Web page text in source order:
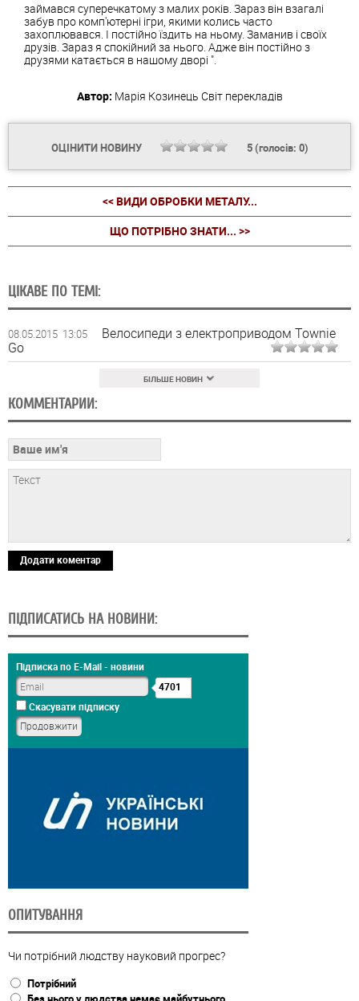
займався суперечкатому з малих років. Зараз він взагалі
забув про комп'ютерні ігри, якими колись часто
захоплювався. І постійно їздить на ньому. Заманив і своїх
друзів. Зараз я спокійний за нього. Адже він постійно з
друзями катається в нашому дворі ".
Автор: Марія Козинець Світ перекладів
ОЦІНИТИ НОВИНУ 5(голосів: 0)
<< ВИДИ ОБРОБКИ МЕТАЛУ...
ЩО ПОТРІБНО ЗНАТИ... >>
ЦІКАВЕ ПО ТЕМІ:
08.05.2015 13:05
Велосипеди з електроприводом Townie
Gо
БІЛЬШЕ НОВИН
КОММЕНТАРИИ:
Додати коментар
ПІДПИСАТИСЬ НА НОВИНИ:
Підписка по E-Mail - новини
4701
Скасувати підписку
ОПИТУВАННЯ
Чи потрібний людству науковий прогрес?
Потрібний